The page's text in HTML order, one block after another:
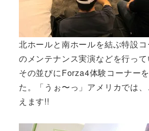
北ホールと南ホールを結ぶ特設
のメンテナンス実演などを行って
その並びにForza4体験コーナー
た。「うぉ〜っ」アメリカでは
えます!!